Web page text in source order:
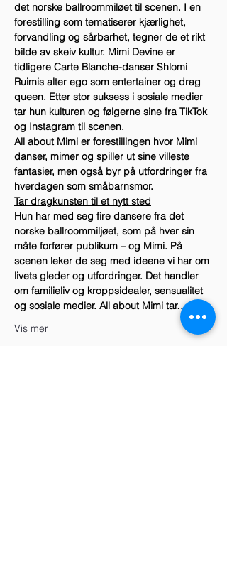
det norske ballroommiløet til scenen. I en
forestilling som tematiserer kjærlighet,
forvandling og sårbarhet, tegner de et rikt
bilde av skeiv kultur. Mimi Devine er
tidligere Carte Blanche-danser Shlomi
Ruimis alter ego som entertainer og drag
queen. Etter stor suksess i sosiale medier
tar hun kulturen og følgerne sine fra TikTok
og Instagram til scenen.
All about Mimi er forestillingen hvor Mimi
danser, mimer og spiller ut sine villeste
fantasier, men også byr på utfordringer fra
hverdagen som småbarnsmor.
Tar dragkunsten til et nytt sted
Hun har med seg fire dansere fra det
norske ballroommiljøet, som på hver sin
måte forfører publikum – og Mimi. På
scenen leker de seg med ideene vi har om
livets gleder og utfordringer. Det handler
om familieliv og kroppsidealer, sensualitet
og sosiale medier. All about Mimi tar…
Vis mer